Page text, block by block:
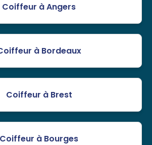
Coiffeur à Angers
à Bordeaux
Coiffeur à Brest
Coiffeur à Bourges